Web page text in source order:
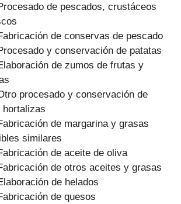
de pescados, crustáceos
de conservas de pescado
y conservación de patatas
de zumos de frutas y
procesado y conservación de
de margarina y grasas
similares
de aceite de oliva
de otros aceites y grasas
de helados
de quesos